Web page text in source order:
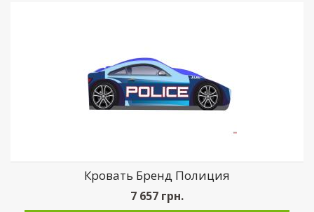
Кровать Бренд Полиция
7 657 грн.